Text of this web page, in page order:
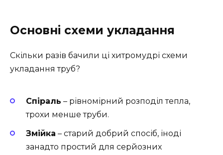
Основні схеми укладання
Скільки разів бачили ці хитромудрі схеми
укладання труб?
Спіраль – рівномірний розподіл тепла,
трохи менше труби.
Змійка – старий добрий спосіб, іноді
занадто простий для серйозних